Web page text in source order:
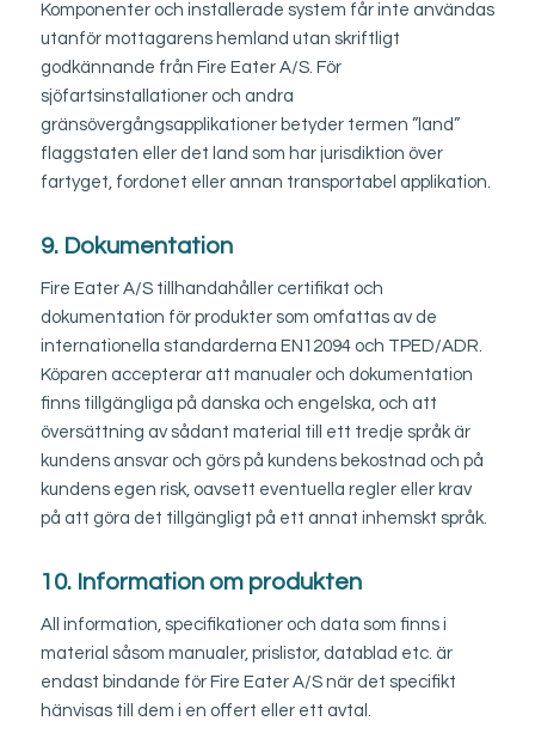
Komponenter och installerade system får inte användas
utanför mottagarens hemland utan skriftligt
godkännande från Fire Eater A/S. För
sjöfartsinstallationer och andra
gränsövergångsapplikationer betyder termen ”land”
flaggstaten eller det land som har jurisdiktion över
fartyget, fordonet eller annan transportabel applikation.
9. Dokumentation
Fire Eater A/S tillhandahåller certifikat och
dokumentation för produkter som omfattas av de
internationella standarderna EN12094 och TPED/ADR.
Köparen accepterar att manualer och dokumentation
finns tillgängliga på danska och engelska, och att
översättning av sådant material till ett tredje språk är
kundens ansvar och görs på kundens bekostnad och på
kundens egen risk, oavsett eventuella regler eller krav
på att göra det tillgängligt på ett annat inhemskt språk.
10. Information om produkten
All information, specifikationer och data som finns i
material såsom manualer, prislistor, datablad etc. är
endast bindande för Fire Eater A/S när det specifikt
hänvisas till dem i en offert eller ett avtal.